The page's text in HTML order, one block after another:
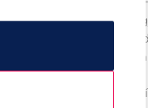
ahol később
talán pont attól
áramlásával.
amatőr és profi
sorozatokkal